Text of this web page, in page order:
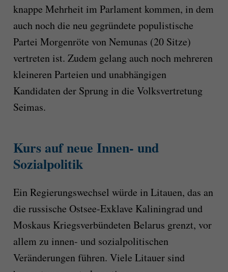
knappe Mehrheit im Parlament kommen, in dem
auch noch die neu gegründete populistische
Partei Morgenröte von Nemunas (20 Sitze)
vertreten ist. Zudem gelang auch noch mehreren
kleineren Parteien und unabhängigen
Kandidaten der Sprung in die Volksvertretung
Seimas.
Kurs auf neue Innen- und
Sozialpolitik
Ein Regierungswechsel würde in Litauen, das an
die russische Ostsee-Exklave Kaliningrad und
Moskaus Kriegsverbündeten Belarus grenzt, vor
allem zu innen- und sozialpolitischen
Veränderungen führen. Viele Litauer sind